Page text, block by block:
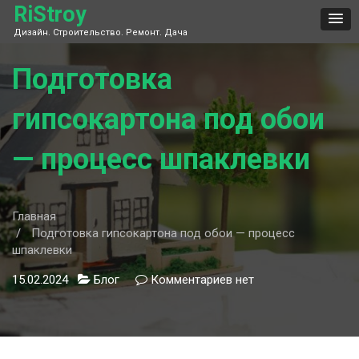
Skip
content
RiStroy
Дизайн. Строительство. Ремонт. Дача
Подготовка
гипсокартона под обои
— процесс шпаклевки
Главная
Подготовка гипсокартона под обои — процесс
шпаклевки
15.02.2024 Блог Комментариев кнет